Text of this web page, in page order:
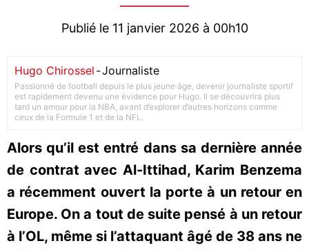
Publié le 11 janvier 2026 à 00h10
Hugo Chirossel -Journaliste
Passionné de football depuis le plus jeune âge, devenir journaliste sportif
est rapidement devenu une évidence pour Hugo. Il se découvrira plus
tard un amour pour la NBA, avant d’explorer d’autres horizons comme
ceux de la Formule 1 et de la NFL.
Alors qu’il est entré dans sa dernière année
de contrat avec Al-Ittihad, Karim Benzema
a récemment ouvert la porte à un retour en
Europe. On a tout de suite pensé à un retour
à l’OL, même si l’attaquant âgé de 38 ans ne